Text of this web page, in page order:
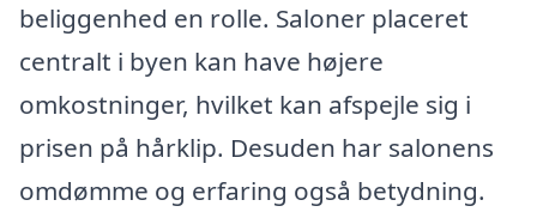
beliggenhed en rolle. Saloner placeret
centralt i byen kan have højere
omkostninger, hvilket kan afspejle sig i
prisen på hårklip. Desuden har salonens
omdømme og erfaring også betydning.